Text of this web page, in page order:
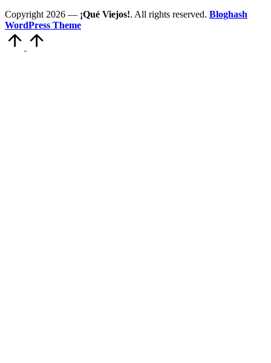
Copyright 2026 — ¡Qué Viejos!. All rights reserved. Bloghash
WordPress Theme